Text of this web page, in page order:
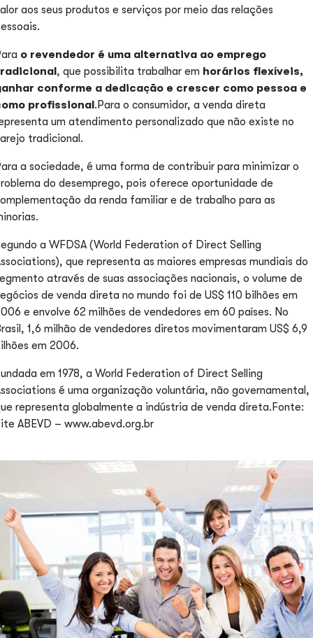
aos seus produtos e serviços por meio das relações
o revendedor é uma alternativa ao emprego
, que possibilita trabalhar em horários flexíveis,
conforme a dedicação e crescer como pessoa e
profissional.Para o consumidor, a venda direta
um atendimento personalizado que não existe no
tradicional.
a sociedade, é uma forma de contribuir para minimizar o
do desemprego, pois oferece oportunidade de
da renda familiar e de trabalho para as
a WFDSA (World Federation of Direct Selling
que representa as maiores empresas mundiais do
através de suas associações nacionais, o volume de
de venda direta no mundo foi de US$ 110 bilhões em
e envolve 62 milhões de vendedores em 60 países. No
1,6 milhão de vendedores diretos movimentaram US$ 6,9
em 2006.
em 1978, a World Federation of Direct Selling
é uma organização voluntária, não governamental,
representa globalmente a indústria de venda direta.Fonte:
ABEVD – www.abevd.org.br